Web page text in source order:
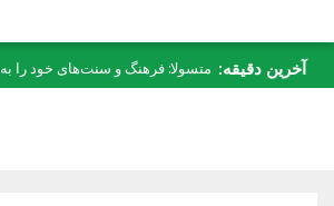
آخرین دقیقه: متسولا: فرهنگ و سنت‌های خود را به متعلق به امارات